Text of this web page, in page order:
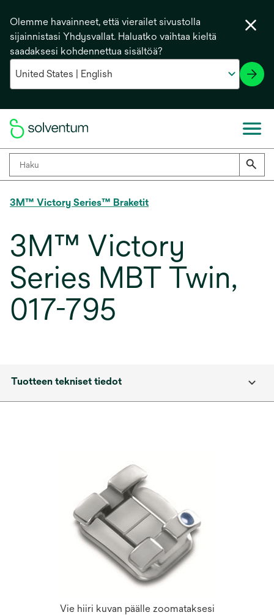
Olemme havainneet, että vierailet sivustolla
sijainnistasi Yhdysvallat. Haluatko vaihtaa kieltä
saadaksesi kohdennettua sisältöä?
3M™ Victory Series™ Braketit
3M™ Victory
Series MBT Twin,
017-795
Tuotteen tekniset tiedot
Vie hiiri kuvan päälle zoomataksesi